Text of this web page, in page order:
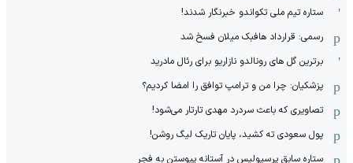
ستاره تیم ملی تکواندو خبرنگار شدند!
رسمی: قرارداد هافبک میلان فسخ شد
برترین گل های رونالدو نازاریو برای رئال مادرید
پزشکیان: چرا من و ترامپ توافق را امضا کردیم؟
تصاویری که باعث سردرد مهدی تارتار می‌شود!
پول سعودی ته کشید، پایان تاریک لیگ روشن!
ستاره سابق پرسپولیس در آستانه پیوستن به فجر